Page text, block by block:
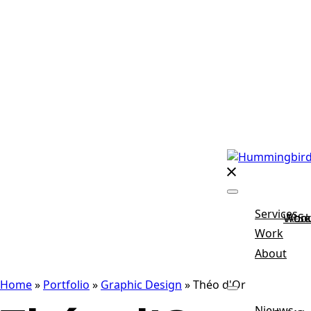
Home» Portfolio » Graphic Design »Théo d'Or
Services
Work
Work
About